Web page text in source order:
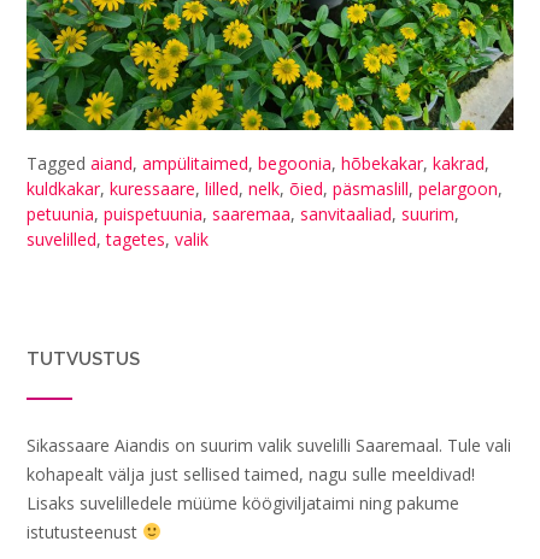
Tagged aiand, ampülitaimed, begoonia, hõbekakar, kakrad,
kuldkakar, kuressaare, lilled, nelk, õied, päsmaslill, pelargoon,
petuunia, puispetuunia, saaremaa, sanvitaaliad, suurim,
suvelilled,tagetes, valik
TUTVUSTUS
Sikassaare Aiandis on suurim valik suvelilli Saaremaal. Tule vali
kohapealt välja just sellised taimed, nagu sulle meeldivad!
Lisaks suvelilledele müüme köögiviljataimi ning pakume
istutusteenust